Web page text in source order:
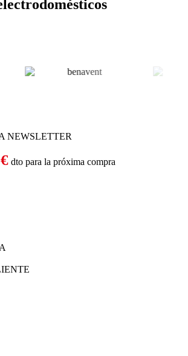
NEWSLETTER
dto para la próxima compra